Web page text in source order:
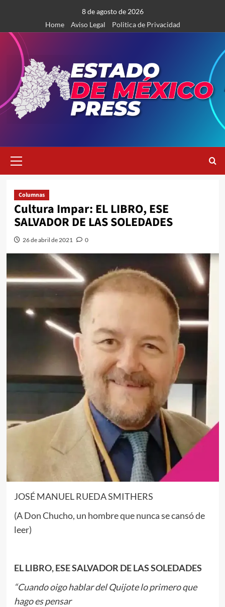
contenido
8 de agosto de 2026
Home
Aviso Legal Politica de Privacidad
primario
Columnas
Cultura Impar: EL LIBRO, ESE
SALVADOR DE LAS SOLEDADES
26 de abril de 2021 0
JOSÉ MANUEL RUEDA SMITHERS
(A Don Chucho, un hombre que nunca se cansó de
leer)
EL LIBRO, ESE SALVADOR DE LAS SOLEDADES
“Cuando oigo hablar del Quijote lo primero que
hago es pensar